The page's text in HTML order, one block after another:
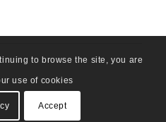
to browse the site, you are
use of cookies.
Accept